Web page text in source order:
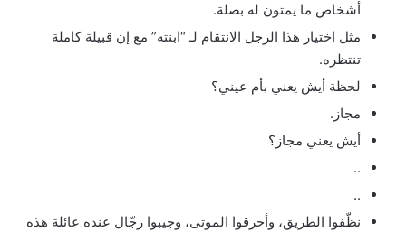
أشخاص ما يمتون له بصلة.
مثل اختيار هذا الرجل الانتقام لـ “ابنته” مع إن قبيلة كاملة
تنتظره.
لحظة أيش يعني بأم عيني؟
مجاز.
أيش يعني مجاز؟
..
..
نظّفوا الطريق، وأحرقوا الموتى، وجيبوا رجّال عنده عائلة هذه